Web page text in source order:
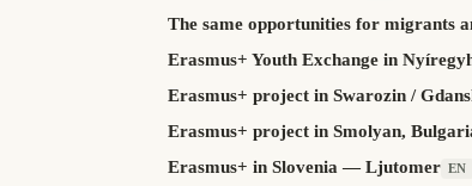
The same opportunities for migrants
Erasmus+ Youth Exchange in
Erasmus+ project in Swarozin /
Erasmus+ project in Smolyan,
Erasmus+ in Slovenia — Ljutomer EN